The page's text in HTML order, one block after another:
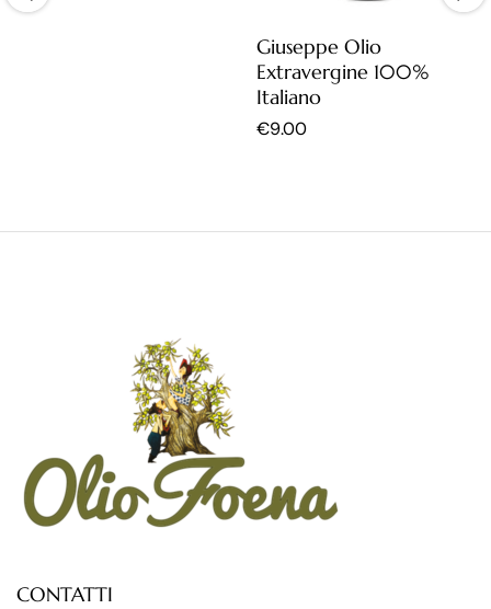
Giuseppe Olio
Extravergine 100%
Italiano
€9.00
CONTATTI